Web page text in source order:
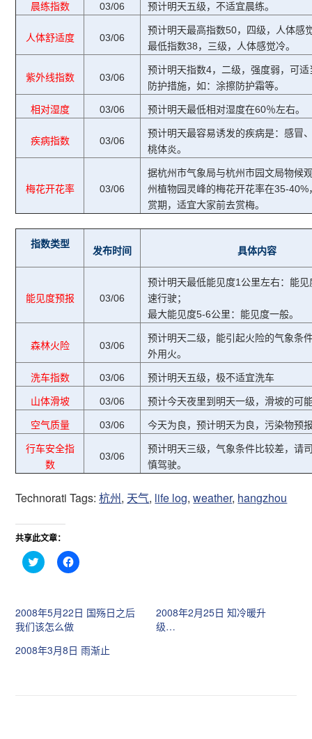
晨练指数 03/06 预计明天五级，不适宜晨练。
人体舒适度 03/06
预计明天最高指数50，四级，人体感
最低指数38，三级，人体感觉冷。
紫外线指数 03/06
预计明天指数4，二级，强度弱，可
防护措施，如：涂擦防护霜等。
相对湿度 03/06 预计明天最低相对湿度在60％左右。
疾病指数 03/06
预计明天最容易诱发的疾病是：感冒
桃体炎。
梅花开花率 03/06
据杭州市气象局与杭州市园文局物候
州植物园灵峰的梅花开花率在35-40%
赏期，适宜大家前去赏梅。
指数类型
发布时间 具体内容
能见度预报 03/06
预计明天最低能见度1公里左右：能
速行驶；
最大能见度5-6公里：能见度一般。
森林火险 03/06
预计明天二级，能引起火险的气象条
外用火。
洗车指数 03/06 预计明天五级，极不适宜洗车
山体滑坡 03/06 预计今天夜里到明天一级，滑坡的可
空气质量 03/06 今天为良，预计明天为良，污染物预
行车安全指
数
03/06
预计明天三级，气象条件比较差，请
慎驾驶。
Technorati Tags:杭州, 天气, life log,weather, hangzhou
共享此文章：
点
击
T
w
i
t
e
r
点
击
a
o
o
2008年5月22日 国殇日之后
我们该怎么做
2008年2月25日 知冷暖升
级…
2008年3月8日 雨渐止